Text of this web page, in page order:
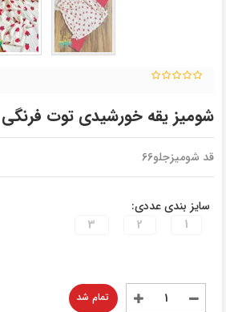
شومیز یقه خورشیدی توت فرنگی
قد شومیزجلو66
سایز بندی عددی:
1
2
3
تمام شد